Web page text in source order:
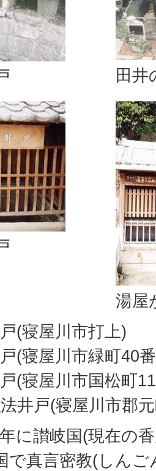
田井
湯屋
(寝屋川市打上)
(寝屋川市緑町40
(寝屋川市国松町
井戸(寝屋川市郡
に讃岐国(現在の
で真言密教(しん